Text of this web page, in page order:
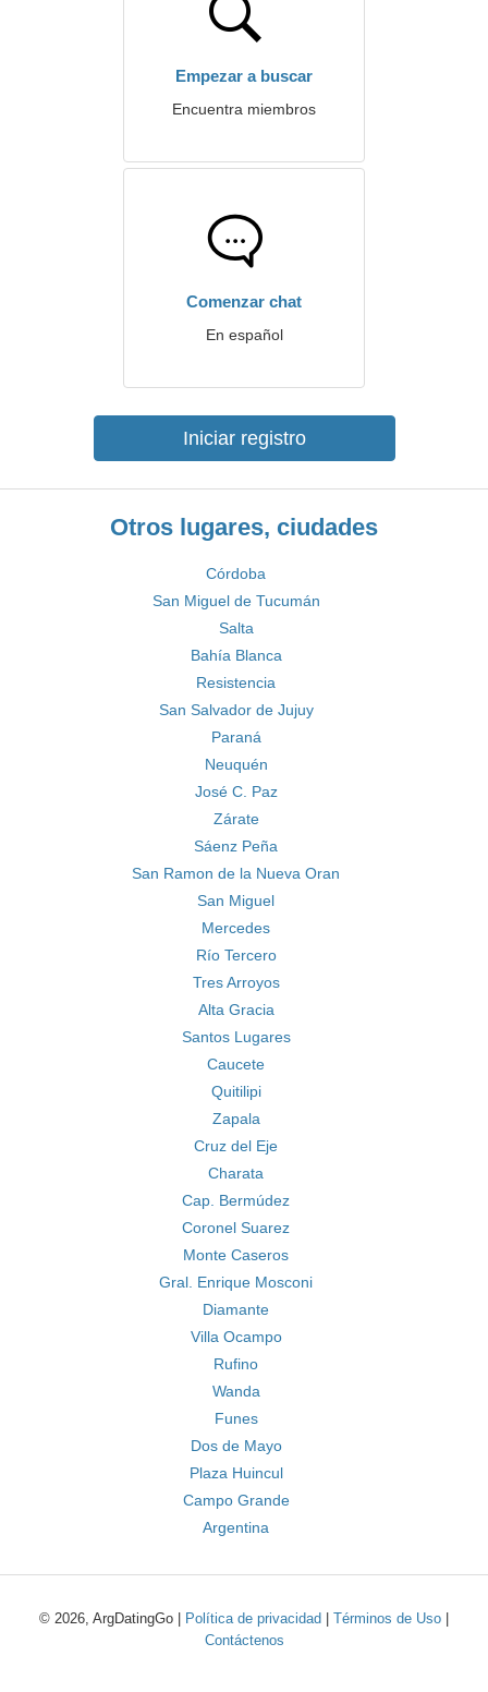
Empezar a buscar
Encuentra miembros
Comenzar chat
En español
Iniciar registro
Otros lugares, ciudades
Córdoba
San Miguel de Tucumán
Salta
Bahía Blanca
Resistencia
San Salvador de Jujuy
Paraná
Neuquén
José C. Paz
Zárate
Sáenz Peña
San Ramon de la Nueva Oran
San Miguel
Mercedes
Río Tercero
Tres Arroyos
Alta Gracia
Santos Lugares
Caucete
Quitilipi
Zapala
Cruz del Eje
Charata
Cap. Bermúdez
Coronel Suarez
Monte Caseros
Gral. Enrique Mosconi
Diamante
Villa Ocampo
Rufino
Wanda
Funes
Dos de Mayo
Plaza Huincul
Campo Grande
Argentina
© 2026, ArgDatingGo | Política de privacidad Términos de Uso
Contáctenos